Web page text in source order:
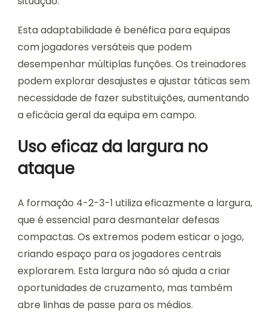
Esta adaptabilidade é benéfica para equipas
com jogadores versáteis que podem
desempenhar múltiplas funções. Os treinadores
podem explorar desajustes e ajustar táticas sem
necessidade de fazer substituições, aumentando
a eficácia geral da equipa em campo.
Uso eficaz da largura no
ataque
A formação 4-2-3-1 utiliza eficazmente a largura,
que é essencial para desmantelar defesas
compactas. Os extremos podem esticar o jogo,
criando espaço para os jogadores centrais
explorarem. Esta largura não só ajuda a criar
oportunidades de cruzamento, mas também
abre linhas de passe para os médios.